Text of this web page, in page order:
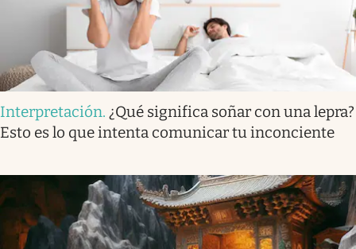
Interpretación. ¿Qué significa soñar con una lepra?
Esto es lo que intenta comunicar tu inconciente